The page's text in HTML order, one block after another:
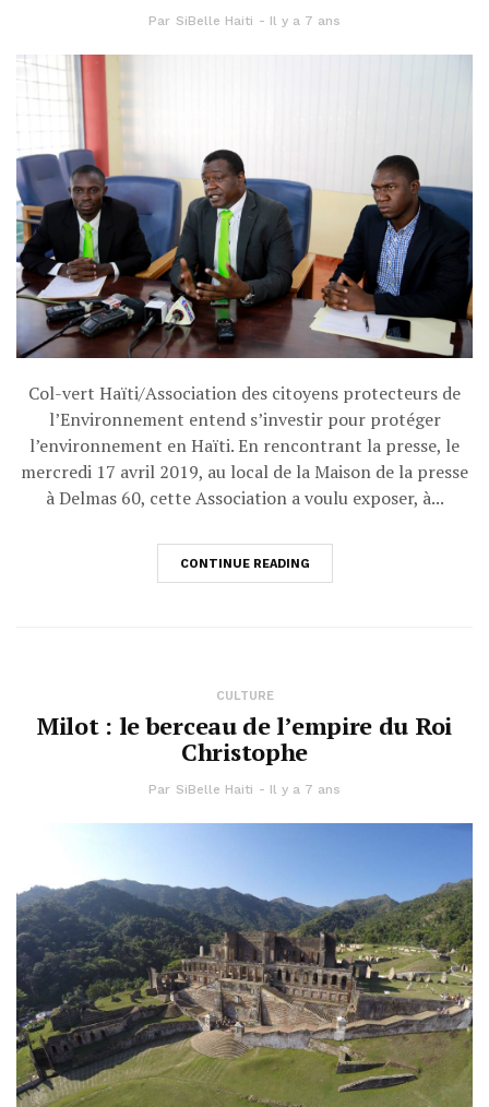
Par SiBelle Haiti Il y a 7 ans
Col-vert Haïti/Association des citoyens protecteurs de
l’Environnement entend s’investir pour protéger
l’environnement en Haïti. En rencontrant la presse, le
mercredi 17 avril 2019, au local de la Maison de la presse
à Delmas 60, cette Association a voulu exposer, à...
CONTINUE READING
CULTURE
Milot : le berceau de l’empire du Roi
Christophe
Par SiBelle Haiti Il y a 7 ans